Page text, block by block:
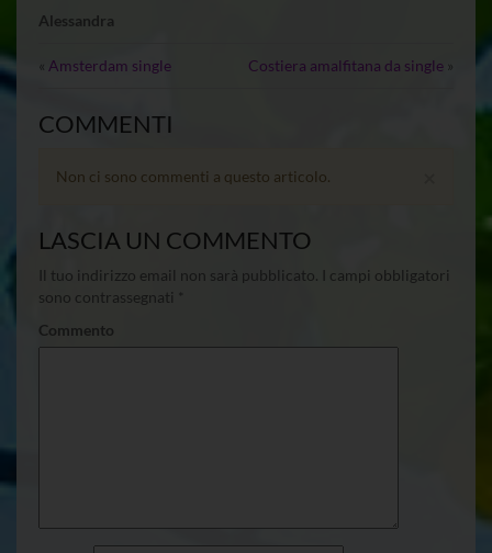
Alessandra
« Amsterdam single Costiera amalfitana da single »
COMMENTI
Non ci sono commenti a questo articolo.
LASCIA UN COMMENTO
Il tuo indirizzo email non sarà pubblicato. I campi obbligatori
sono contrassegnati
Commento